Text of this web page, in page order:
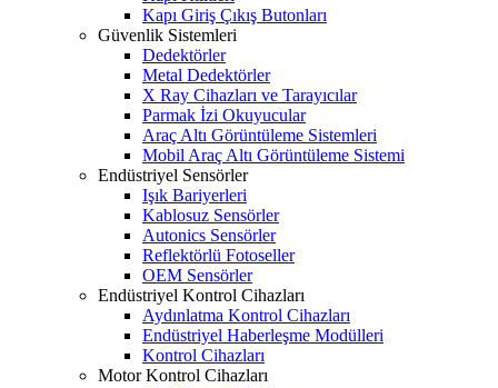
Kapı Giriş Çıkış Butonları
Güvenlik Sistemleri
Dedektörler
Metal Dedektörler
X Ray Cihazları ve Tarayıcılar
Parmak İzi Okuyucular
Araç Altı Görüntüleme Sistemleri
Mobil Araç Altı Görüntüleme Sistemi
Endüstriyel Sensörler
Işık Bariyerleri
Kablosuz Sensörler
Autonics Sensörler
Reflektörlü Fotoseller
OEM Sensörler
Endüstriyel Kontrol Cihazları
Aydınlatma Kontrol Cihazları
Endüstriyel Haberleşme Modülleri
Kontrol Cihazları
Motor Kontrol Cihazları